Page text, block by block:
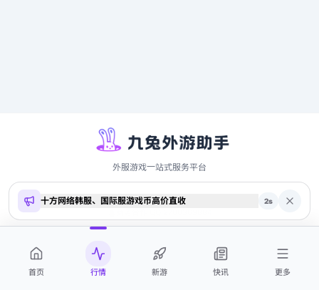
外服游戏一站式服务平台
Copyright ©20269to.me · 本站内容仅供参考，不构成投资建议
十方网络韩服、国际服游戏币高价直收 2s
首页 行情 新游 快讯 更多